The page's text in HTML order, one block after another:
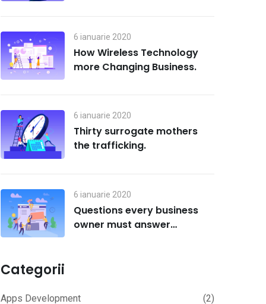
6 ianuarie 2020
How Wireless Technology
more Changing Business.
6 ianuarie 2020
Thirty surrogate mothers
the trafficking.
6 ianuarie 2020
Questions every business
owner must answer
Categorii
Apps Development (2)